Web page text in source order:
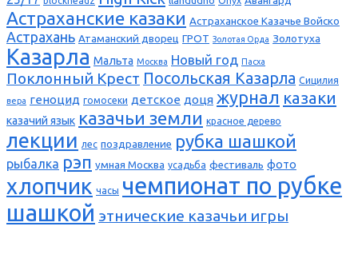
Астраханские казаки Астраханское Казачье Войско
Астрахань Атаманский дворец ГРОТ Золотая Орда Золотуха
Казарла Мальта Москва Новый год Пасха
Поклонный Крест Посольская Казарла Сицилия
вера геноцид гомосеки детское доця журнал казаки
казачий язык казачьи земли красное дерево
лекции лес поздравление рубка шашкой
рыбалка рэп умная Москва усадьба фестиваль фото
хлопчик часы чемпионат по рубке
шашкой этнические казачьи игры